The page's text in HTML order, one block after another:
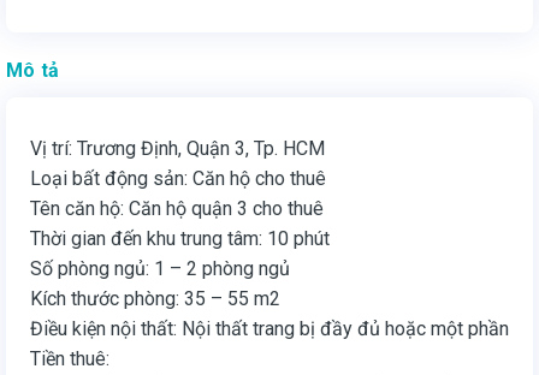
Mô tả
Vị trí: Trương Định, Quận 3, Tp. HCM
Loại bất động sản: Căn hộ cho thuê
Tên căn hộ: Căn hộ quận 3 cho thuê
Thời gian đến khu trung tâm: 10 phút
Số phòng ngủ: 1 – 2 phòng ngủ
Kích thước phòng: 35 – 55 m2
Điều kiện nội thất: Nội thất trang bị đầy đủ hoặc một phần
Tiền thuê: